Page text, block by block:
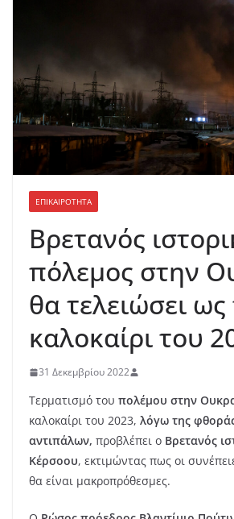
ΕΠΙΚΑΙΡΟΤΗΤΑ
Βρετανός
πόλεμος στην
θα τελειώσει ως
καλοκαίρι του
31 Δεκεμβρίου 2022
Τερματισμό του πολέμου στην
καλοκαίρι του 2023, λόγω της
αντιπάλων, προβλέπει ο Βρετανός
Κέρσοου, εκτιμώντας πως οι
θα είναι μακροπρόθεσμες.